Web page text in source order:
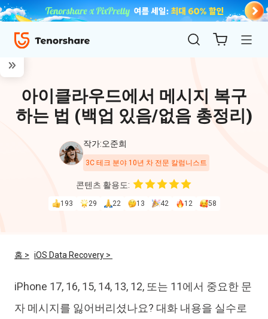
for iOS
iOS
iAnyGo
아이클라우드에서 메시지 복구
하는 법 (백업 있음/없음 총정리)
작가:오준희
3C 테크 분야 10년 차 전문 칼럼니스트
콘텐츠 활용도:
193 29 22 13 42 12 58
홈 > iOS Data Recovery >
iPhone 17, 16, 15, 14, 13, 12, 또는 11에서 중요한 문
자 메시지를 잃어버리셨나요? 대화 내용을 실수로